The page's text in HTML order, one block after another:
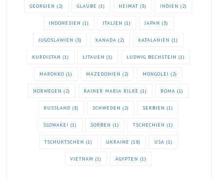
GEORGIEN (2) GLAUBE (1) HEIMAT (3) INDIEN (2)
INDONESIEN (1) ITALIEN (1) JAPAN (3)
JUGOSLAWIEN (3) KANADA (2) KATALANIEN (1)
KURDISTAN (1) LITAUEN (1) LUDWIG BECHSTEIN (1)
MAROKKO (1) MAZEDONIEN (2) MONGOLEI (2)
NORWEGEN (2) RAINER MARIA RILKE (1) ROMA (1)
RUSSLAND (3) SCHWEDEN (2) SERBIEN (1)
SLOWAKEI (1) SORBEN (1) TSCHECHIEN (1)
TSCHUKTSCHEN (1) UKRAINE (18) USA (1)
VIETNAM (1) ÄGYPTEN (1)